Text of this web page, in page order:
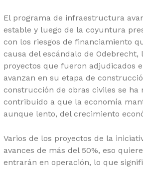
El programa de infraestructura
estable y luego de la coyuntura
con los riesgos de financiamiento
causa del escándalo de Odebrecht,
proyectos que fueron adjudicados
avanzan en su etapa de
construcción de obras civiles se ha
contribuido a que la economía
aunque lento, del crecimiento
Varios de los proyectos de la
avances de más del 50%, eso
entrarán en operación, lo que